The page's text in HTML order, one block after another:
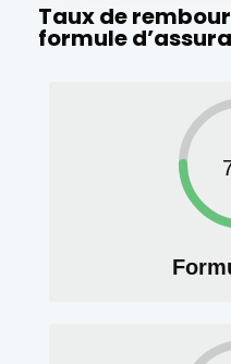
Taux de
formule